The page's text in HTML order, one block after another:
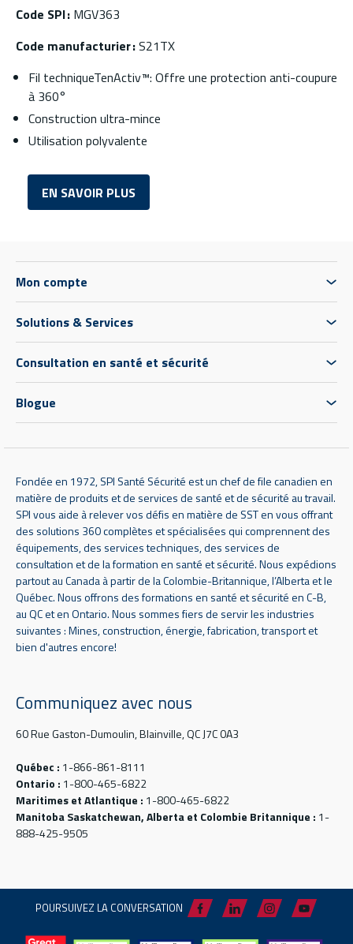
Code SPI : MGV363
Code manufacturier :S21TX
Fil techniqueTenActiv™: Offre une protection anti-coupure
à 360°
Construction ultra-mince
Utilisation polyvalente
EN SAVOIR PLUS
Mon compte
Solutions & Services
Consultation en santé et sécurité
Blogue
Fondée en 1972, SPI Santé Sécurité est un chef de file canadien en
matière de produits et de services de santé et de sécurité au travail.
SPI vous aide à relever vos défis en matière de SST en vous offrant
des solutions 360 complètes et spécialisées qui comprennent des
équipements, des services techniques, des services de
consultation et de la formation en santé et sécurité. Nous expédions
partout au Canada à partir de la Colombie-Britannique, l’Alberta et le
Québec. Nous offrons des formations en santé et sécurité en C-B,
au QC et en Ontario. Nous sommes fiers de servir les industries
suivantes : Mines, construction, énergie, fabrication, transport et
bien d'autres encore!
Communiquez avec nous
60 Rue Gaston-Dumoulin, Blainville, QC J7C 0A3
Québec : 1-866-861-8111
Ontario : 1-800-465-6822
Maritimes et Atlantique : 1-800-465-6822
Manitoba Saskatchewan, Alberta et Colombie Britannique : 1-
888-425-9505
POURSUIVEZ LA CONVERSATION